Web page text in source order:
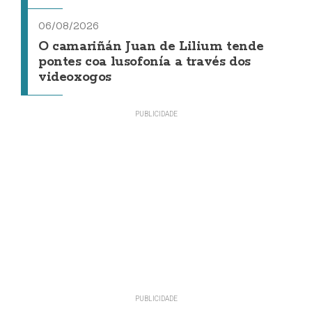
06/08/2026
O camariñán Juan de Lilium tende
pontes coa lusofonía a través dos
videoxogos